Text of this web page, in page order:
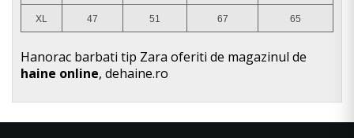
XL 47 51 67 65
Hanorac barbati tip Zara oferiti de magazinul de
haine online, dehaine.ro